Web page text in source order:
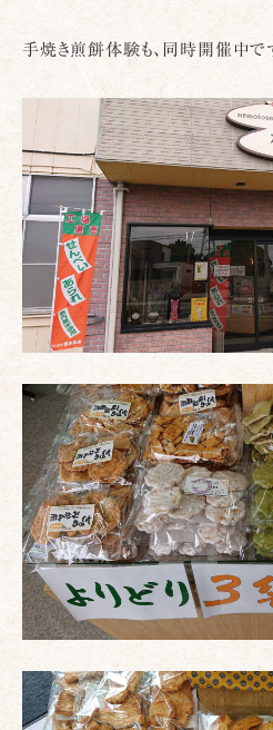
手焼き煎餅体験も、同時開催中